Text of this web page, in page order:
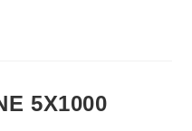
5X1000